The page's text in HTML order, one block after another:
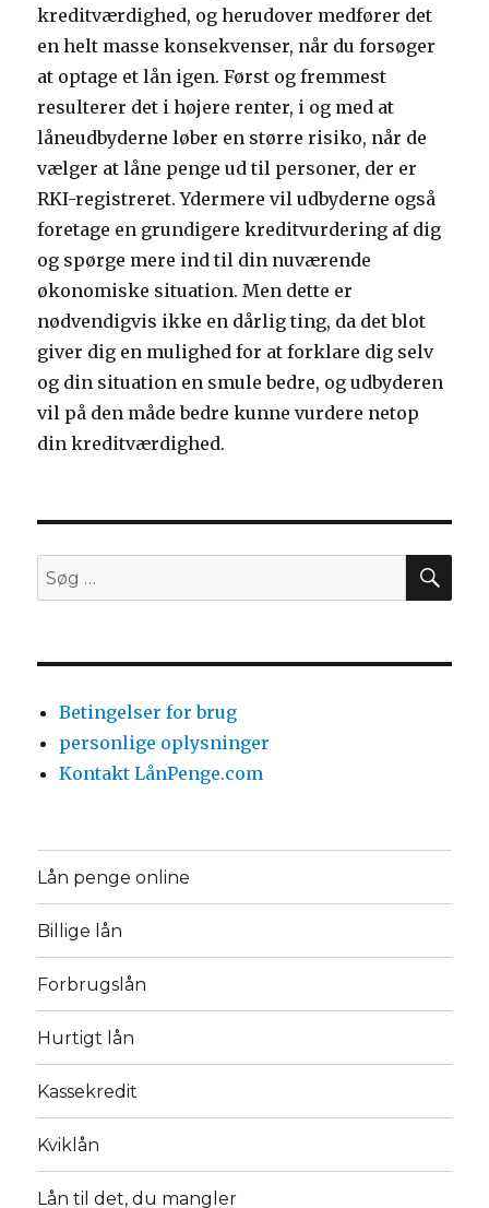
kreditværdighed, og herudover medfører det
en helt masse konsekvenser, når du forsøger
at optage et lån igen. Først og fremmest
resulterer det i højere renter, i og med at
låneudbyderne løber en større risiko, når de
vælger at låne penge ud til personer, der er
RKI-registreret. Ydermere vil udbyderne også
foretage en grundigere kreditvurdering af dig
og spørge mere ind til din nuværende
økonomiske situation. Men dette er
nødvendigvis ikke en dårlig ting, da det blot
giver dig en mulighed for at forklare dig selv
og din situation en smule bedre, og udbyderen
vil på den måde bedre kunne vurdere netop
din kreditværdighed.
Søg
efter:
Betingelser for brug
personlige oplysninger
Kontakt LånPenge.com
Lån penge online
Billige lån
Forbrugslån
Hurtigt lån
Kassekredit
Kviklån
Lån til det, du mangler